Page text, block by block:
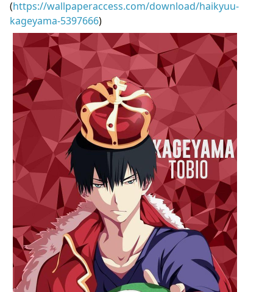
(https://wallpaperaccess.com/download/haikyuu-
kageyama-5397666)